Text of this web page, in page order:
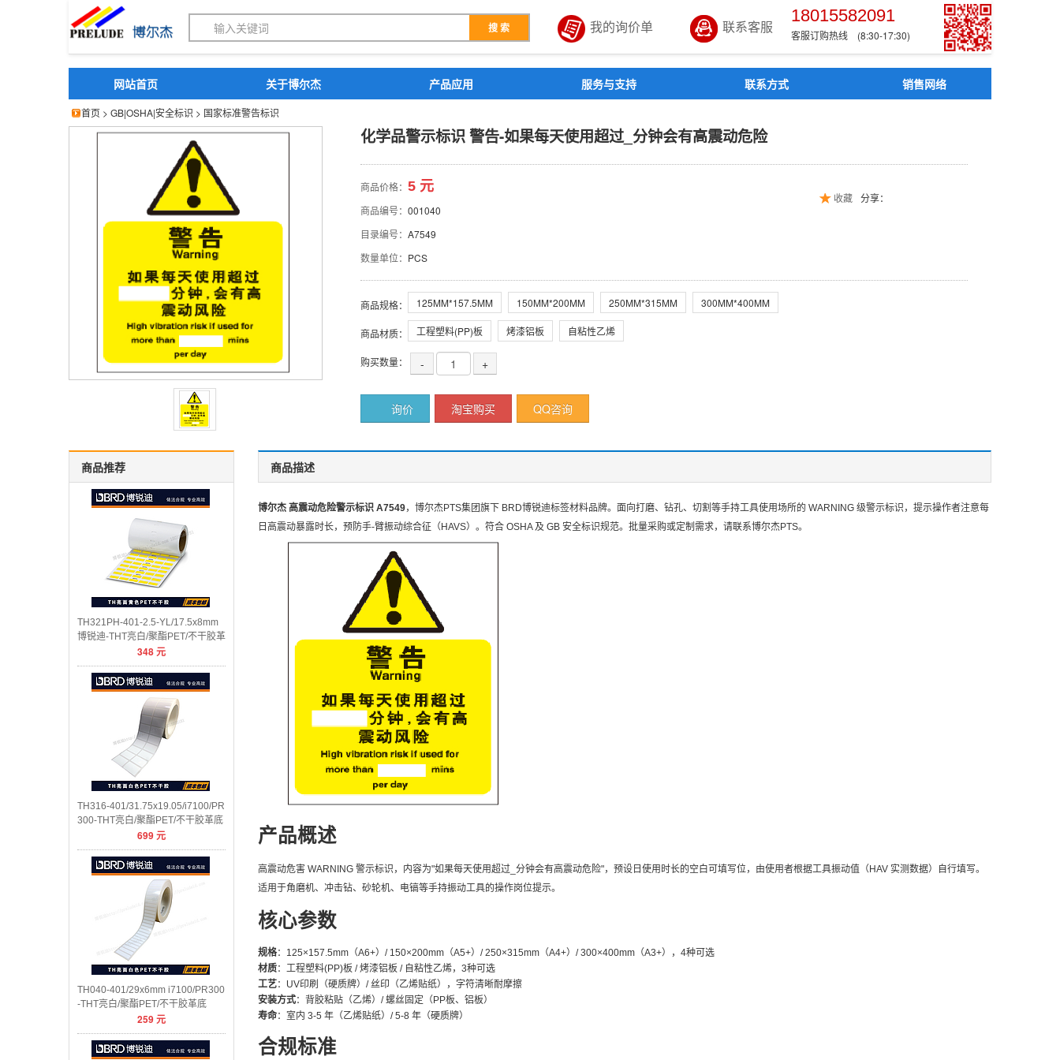
博尔杰PTS - 工业标识解决方案
搜 索 我的询价单 联系客服
18015582091
客服订购热线 (8:30-17:30)
网站首页 关于博尔杰 产品应用 服务与支持 联系方式 销售网络
首页 > GB|OSHA|安全标识 > 国家标准警告标识
化学品警示标识 警告-如果每天使用超过_分钟会有高震动危险
化学品警示标识 警告-如果每天使用超过_分钟会有高震动危险
商品价格： 5 元
商品编号： 001040
目录编号： A7549
数量单位： PCS
商品规格： 125MM*157.5MM 150MM*200MM 250MM*315MM 300MM*400MM
商品材质： 工程塑料(PP)板 烤漆铝板 自粘性乙烯
购买数量： - +
询价 淘宝购买 QQ咨询
收藏 分享：
商品推荐
TH321PH-401-2.5-YL/17.5x8mm
博锐迪-THT亮白/聚酯PET/不干胶革
348元
TH316-401/31.75x19.05/i7100/PR
300-THT亮白/聚酯PET/不干胶革底
699元
TH040-401/29x6mm i7100/PR300
-THT亮白/聚酯PET/不干胶革底
259元
商品描述
博尔杰 高震动危险警示标识 A7549，博尔杰PTS集团旗下 BRD博锐迪标签材料品牌。面向打磨、钻孔、切割等手持工具使用场所的 WARNING 级警示标识，提示操作者注意每
日高震动暴露时长，预防手-臂振动综合征（HAVS）。符合 OSHA 及 GB 安全标识规范。批量采购或定制需求，请联系博尔杰PTS。
产品概述
高震动危害 WARNING 警示标识，内容为"如果每天使用超过_分钟会有高震动危险"，预设日使用时长的空白可填写位，由使用者根据工具振动值（HAV 实测数据）自行填写。
适用于角磨机、冲击钻、砂轮机、电镐等手持振动工具的操作岗位提示。
核心参数
规格：125×157.5mm（A6+）/ 150×200mm（A5+）/ 250×315mm（A4+）/ 300×400mm（A3+），4种可选
材质：工程塑料(PP)板 / 烤漆铝板 / 自粘性乙烯，3种可选
工艺：UV印刷（硬质牌）/ 丝印（乙烯贴纸），字符清晰耐摩擦
安装方式：背胶粘贴（乙烯）/ 螺丝固定（PP板、铝板）
寿命：室内 3-5 年（乙烯贴纸）/ 5-8 年（硬质牌）
合规标准